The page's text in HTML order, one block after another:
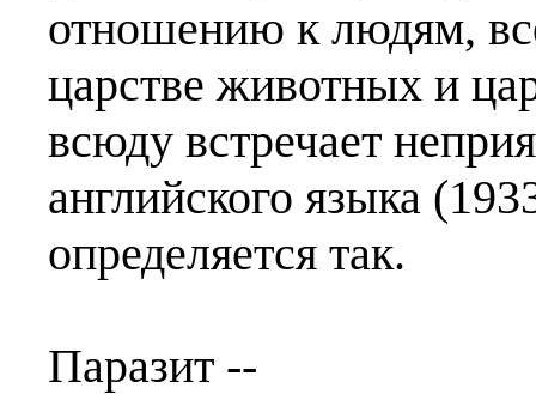
отношению к людям,
царстве животных и
всюду встречает
английского языка
определяется так.
Паразит --